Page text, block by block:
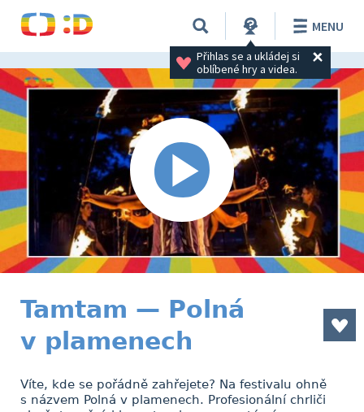
Přihlas se a ukládej si
oblíbené hry a videa.
MENU
Tamtam — Polná
v plamenech
Víte, kde se pořádně zahřejete? Na festivalu ohně
s názvem Polná v plamenech. Profesionální chrliči